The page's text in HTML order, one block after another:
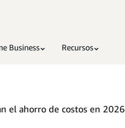
Business Recursos
el ahorro de costos en 2026